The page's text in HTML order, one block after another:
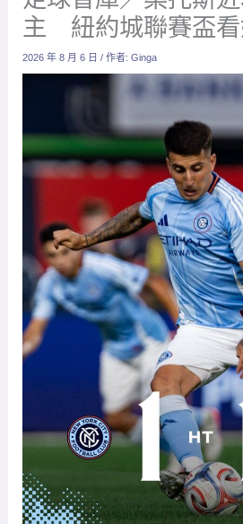
主 紐約城聯賽盃看
2026 年 8 月 6 日/ 作者:Ginga